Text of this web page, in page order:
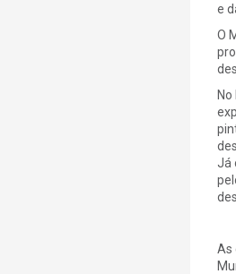
e
O
No
Já
As